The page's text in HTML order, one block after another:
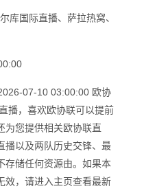
库国际直播、萨拉热窝、
07-10 03:00:00 欧协
播，喜欢欧协联可以提前
为您提供相关欧协联直
播以及两队历史交锋、最
存储任何资源由。如果本
效，请进入主页查看最新